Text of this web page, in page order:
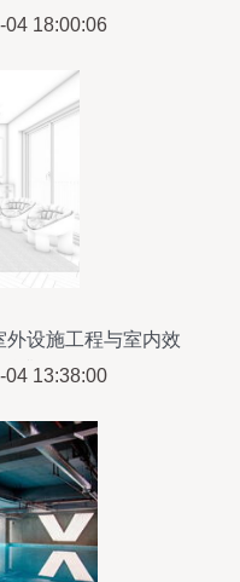
04 18:00:06
外设施工程与室内效
升
04 13:38:00